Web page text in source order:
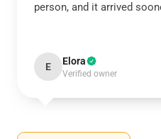
person, and it arrived
E Elora
Verified owner